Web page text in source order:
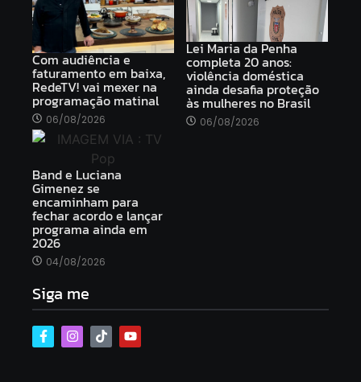
Com audiência e
faturamento em baixa,
RedeTV! vai mexer na
programação matinal
06/08/2026
Lei Maria da Penha
completa 20 anos:
violência doméstica
ainda desafia proteção
às mulheres no Brasil
06/08/2026
Band e Luciana
Gimenez se
encaminham para
fechar acordo e lançar
programa ainda em
2026
04/08/2026
Siga me